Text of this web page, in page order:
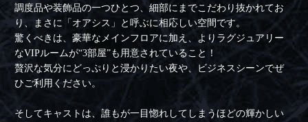
調度品や装飾品の一つひとつ、細部にまでこだわり抜かれてお
り、まさに「オアシス」と呼ぶに相応しい空間です。
驚くべきは、豪華なメインフロアに加え、よりラグジュアリー
なVIPルームが“3部屋”も用意されていること！
贅沢な気分にどっぷりと浸かりたい夜や、ビジネスシーンでぜ
ひご利用ください。
そしてキャストは、誰もが一目惚れしてしまうほどの輝かしい